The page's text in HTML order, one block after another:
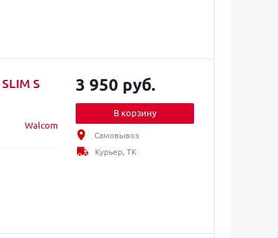
S
Walcom
3 950 руб.
В корзину
Самовывоз
Курьер, ТК